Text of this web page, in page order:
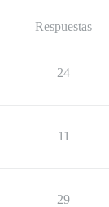
Respuestas
24
11
29